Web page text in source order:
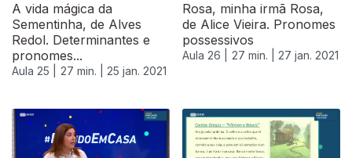
A vida mágica da
Sementinha, de Alves
Redol. Determinantes e
pronomes...
Aula 25 | 27 min. | 25 jan. 2021
Rosa, minha irmã Rosa,
de Alice Vieira. Pronomes
possessivos
Aula 26 | 27 min. | 27 jan. 2021